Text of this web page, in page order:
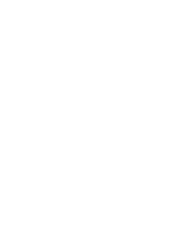
130
km
automatique